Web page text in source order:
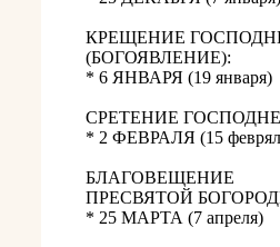
КРЕЩЕНИЕ
(БОГОЯВЛЕНИЕ):
* 6 ЯНВАРЯ (19 января)
СРЕТЕНИЕ
* 2 ФЕВРАЛЯ (15
БЛАГОВЕЩЕНИЕ
ПРЕСВЯТОЙ
* 25 МАРТА (7 апреля)